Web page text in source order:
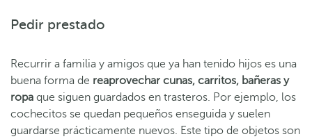
Pedir prestado
Recurrir a familia y amigos que ya han tenido hijos es una
buena forma de reaprovechar cunas, carritos, bañeras y
ropa que siguen guardados en trasteros. Por ejemplo, los
cochecitos se quedan pequeños enseguida y suelen
guardarse prácticamente nuevos. Este tipo de objetos son